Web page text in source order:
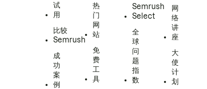
试
用
比较
Semrush
成
功
案
例
热
门
网
站
免
费
工
具
Semrush
Select
全
球
问
题
指
数
网
络
讲
座
大
使
计
划